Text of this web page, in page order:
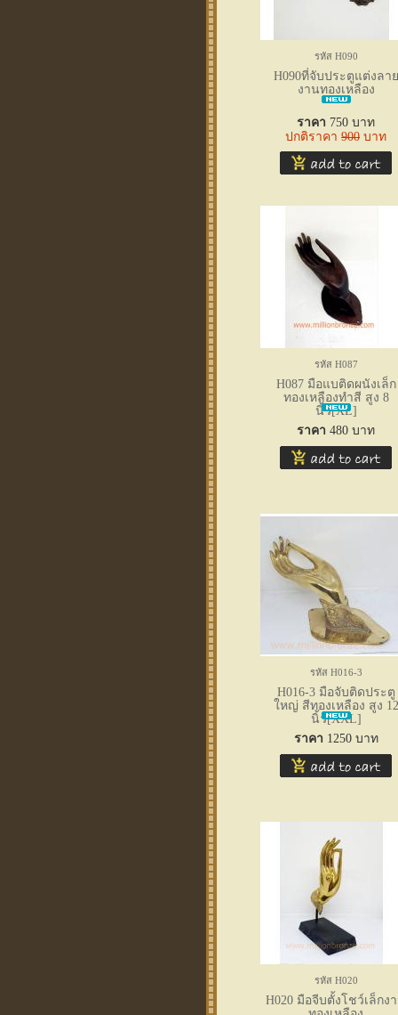
รหัส H090
H090ที่จับประตูแต่งลาย
งานทองเหลือง
ราคา 750 บาท
ปกติราคา 900 บาท
รหัส H087
H087 มือแบติดผนังเล็ก
ทองเหลืองทำสี สูง 8
นิ้ว[XL]
ราคา 480 บาท
รหัส H016-3
H016-3 มือจับติดประตู
ใหญ่ สีทองเหลือง สูง 12
นิ้ว[XXL]
ราคา 1250บาท
รหัส H020
H020 มือจีบตั้งโชว์เล็กง